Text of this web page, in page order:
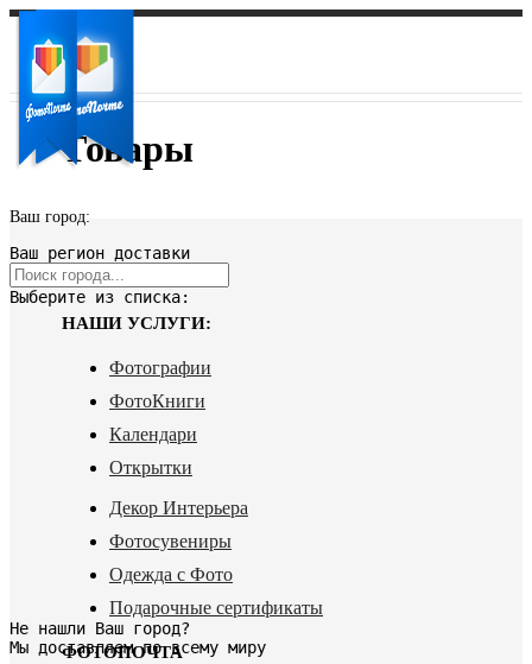
Ваш город:
Ваш регион доставки
Выберите из списка:
Не нашли Ваш город?
Мы доставляем по всему миру
Товары
НАШИ УСЛУГИ:
Фотографии
ФотоКниги
Календари
Открытки
Декор Интерьера
Фотосувениры
Одежда с Фото
Подарочные сертификаты
ФОТОПОЧТА